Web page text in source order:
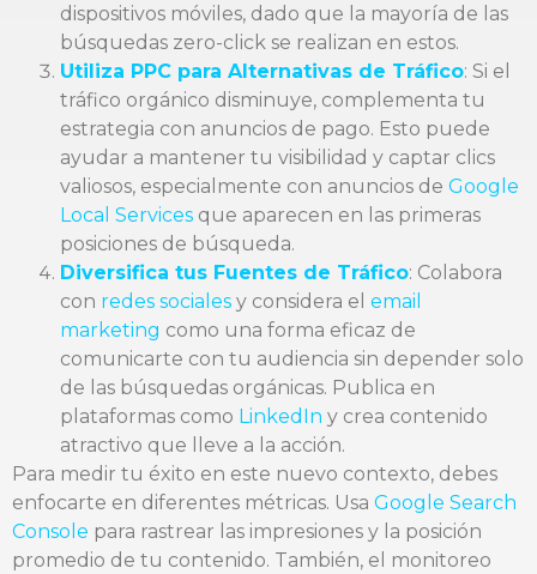
dispositivos móviles, dado que la mayoría de las
búsquedas zero-click se realizan en estos.
Utiliza PPC para Alternativas de Tráfico: Si el
tráfico orgánico disminuye, complementa tu
estrategia con anuncios de pago. Esto puede
ayudar a mantener tu visibilidad y captar clics
valiosos, especialmente con anuncios de Google
Local Services que aparecen en las primeras
posiciones de búsqueda.
Diversifica tus Fuentes de Tráfico: Colabora
con redes sociales y considera el email
marketing como una forma eficaz de
comunicarte con tu audiencia sin depender solo
de las búsquedas orgánicas. Publica en
plataformas como LinkedIn y crea contenido
atractivo que lleve a la acción.
Para medir tu éxito en este nuevo contexto, debes
enfocarte en diferentes métricas. Usa Google Search
Console para rastrear las impresiones y la posición
promedio de tu contenido. También, el monitoreo